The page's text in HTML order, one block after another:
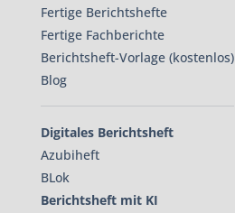
Fertige Berichtshefte
Fertige Fachberichte
Berichtsheft-Vorlage (kostenlos)
Blog
Digitales Berichtsheft
Azubiheft
BLok
Berichtsheft mit KI